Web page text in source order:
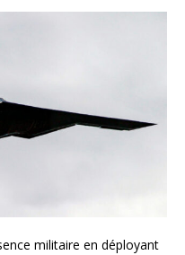
militaire en déployant